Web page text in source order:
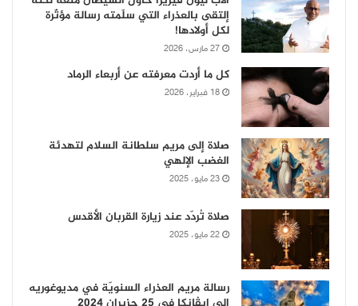
إلتقى بالعذراء التي سلّمته رسالة مؤثّرة
لكل أولادها!
27 مارس، 2026
كل ما أردت معرفته عن أربعاء الرماد
18 فبراير، 2026
صلاة إلى مريم سلطانة السلام لتهدئة
الغضب الإلهي
23 مايو، 2025
صلاة تُردّد عند زيارة القربان الأقدس
22 مايو، 2025
رسالة مريم العذراء السنويّة في مديوغوريه